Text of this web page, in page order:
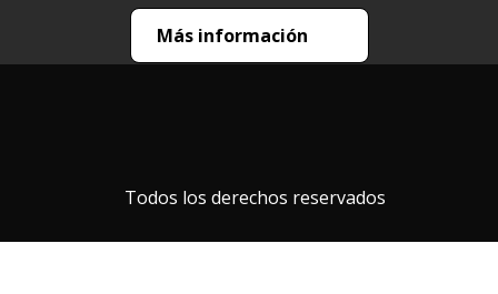
Más información
Todos los derechos reservados